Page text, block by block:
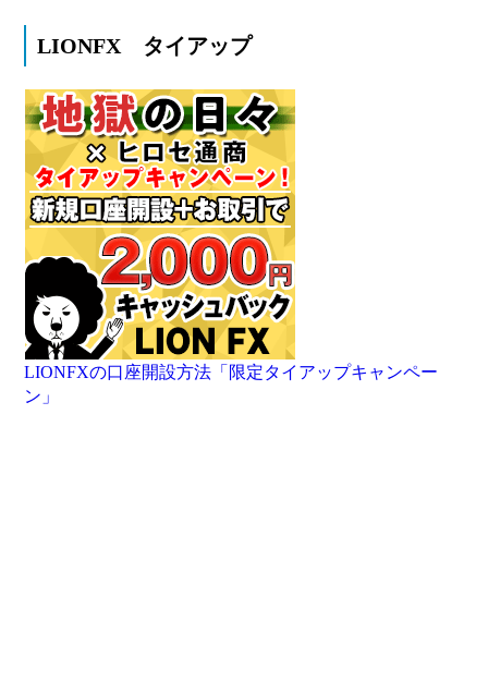
LIONFX タイアップ
LIONFXの口座開設方法「限定タイアップキャンペー
ン」